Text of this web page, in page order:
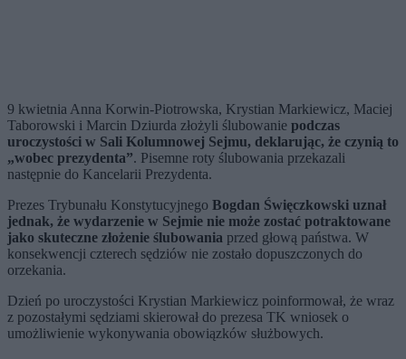
9 kwietnia Anna Korwin-Piotrowska, Krystian Markiewicz, Maciej
Taborowski i Marcin Dziurda złożyli ślubowanie podczas
uroczystości w Sali Kolumnowej Sejmu, deklarując, że czynią to
„wobec prezydenta”. Pisemne roty ślubowania przekazali
następnie do Kancelarii Prezydenta.
Prezes Trybunału Konstytucyjnego Bogdan Święczkowski uznał
jednak, że wydarzenie w Sejmie nie może zostać potraktowane
jako skuteczne złożenie ślubowania przed głową państwa. W
konsekwencji czterech sędziów nie zostało dopuszczonych do
orzekania.
Dzień po uroczystości Krystian Markiewicz poinformował, że wraz
z pozostałymi sędziami skierował do prezesa TK wniosek o
umożliwienie wykonywania obowiązków służbowych.